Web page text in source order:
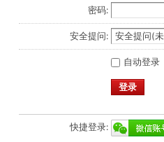
密码:
安全提问:
自动登录
登录
快捷登录: